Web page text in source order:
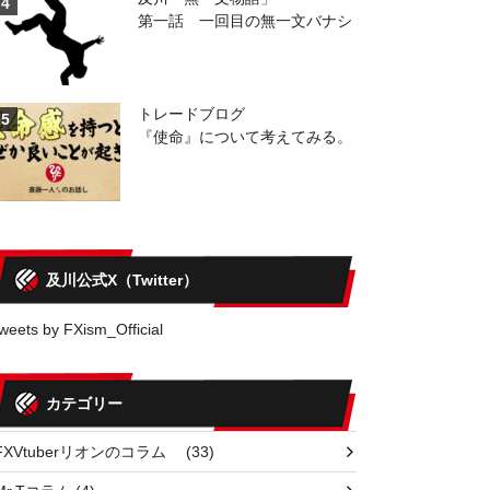
第一話 一回目の無一文バナシ
5
トレードブログ
『使命』について考えてみる。
及川公式X（Twitter）
by FXism_Official
カテゴリー
リオンのコラム(33)